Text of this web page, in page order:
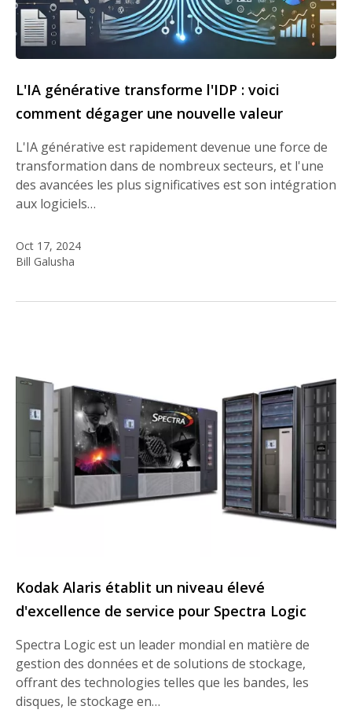
L'IA générative transforme l'IDP : voici
comment dégager une nouvelle valeur
L'IA générative est rapidement devenue une force de
transformation dans de nombreux secteurs, et l'une
des avancées les plus significatives est son intégration
aux logiciels…
Oct 17, 2024
Bill Galusha
Kodak Alaris établit un niveau élevé
d'excellence de service pour Spectra Logic
Spectra Logic est un leader mondial en matière de
gestion des données et de solutions de stockage,
offrant des technologies telles que les bandes, les
disques, le stockage en…